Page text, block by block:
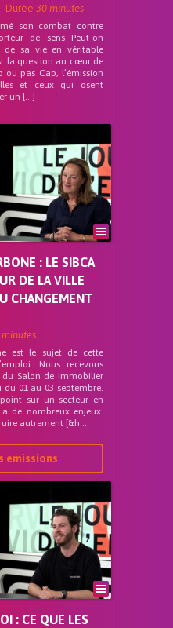
- Durée 30 minutes
son combat contre
de sens Peut-on
de sa vie en véritable
la question au cœur de
ou pas Cap, l’émission
et ceux qui osent
un […]
: LE SIBCA
DE LA VILLE
CHANGEMENT
minutes
est le sujet de cette
Nous recevons
du Salon de Immobilier
01 au 03 septembre.
sur un secteur en
de nombreux enjeux.
autrement [&h...
emissions
: CE QUE LES